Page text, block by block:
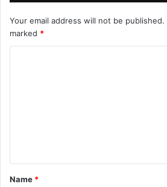
Your email address will not be published.
marked *
t
*
Name *